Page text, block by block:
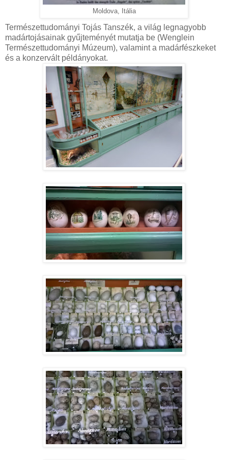
Moldova, Itália
Természettudományi Tojás Tanszék, a világ legnagyobb
madártojásainak gyűjteményét mutatja be (Wenglein
Természettudományi Múzeum), valamint a madárfészkeket
és a konzervált példányokat.